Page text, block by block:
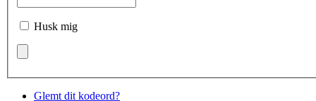
Husk mig
Glemt dit kodeord?